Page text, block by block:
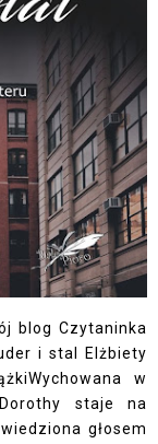
blog Czytaninka
i stal Elżbiety
w
staje na
głosem